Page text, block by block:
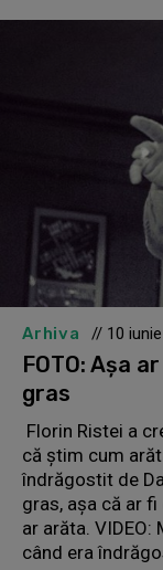
Arhiva // 10
FOTO: Aşa
gras
Florin Ristei a
că ştim cum
îndrăgostit de
gras, aşa că ar
ar arăta.
când era